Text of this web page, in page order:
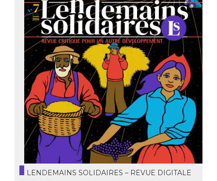
LENDEMAINS SOLIDAIRES – REVUE DIGITALE